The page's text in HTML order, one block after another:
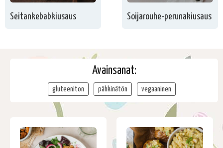
Seitankebabkiusaus Soijarouhe-perunakiusaus
Avainsanat:
gluteeniton pähkinätön vegaaninen